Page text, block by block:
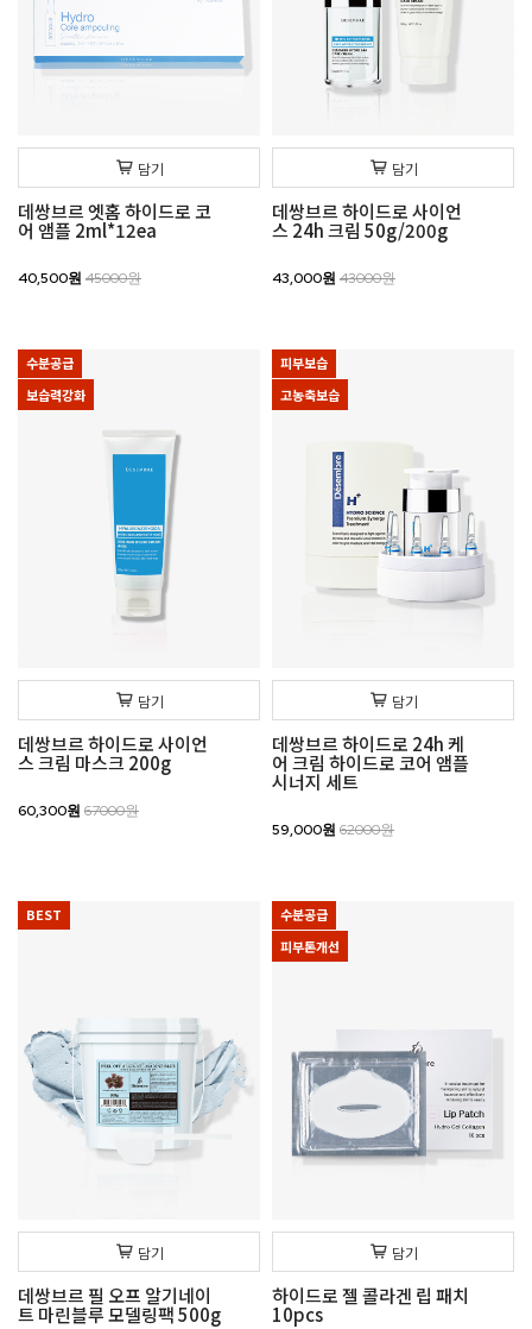
담기
데쌍브르 엣홈 하이드로 코
어 앰플 2ml*12ea
40,500원 45000원
담기
데쌍브르 하이드로 사이언
스 24h 크림 50g/200g
43,000원 43000원
수분공급
보습력강화
담기
데쌍브르 하이드로 사이언
스 크림 마스크 200g
60,300원 67000원
피부보습
고농축보습
담기
데쌍브르 하이드로 24h 케
어 크림 하이드로 코어 앰플
시너지 세트
59,000원 62000원
BEST
담기
데쌍브르 필 오프 알기네이
트 마린블루 모델링팩 500g
수분공급
피부톤개선
담기
하이드로 젤 콜라겐 립 패치
10pcs